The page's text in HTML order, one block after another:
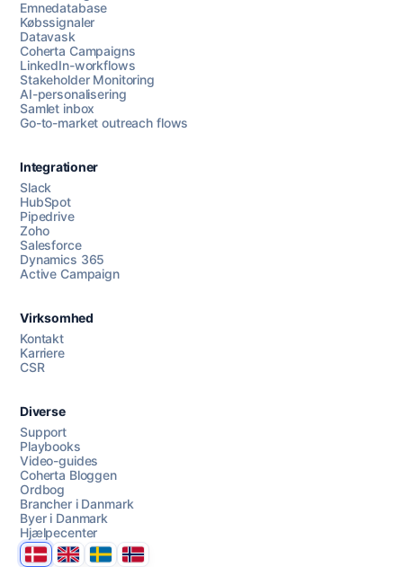
Chat med os
AI Campaign Assist
Emnedatabase
Købssignaler
Datavask
Coherta Campaigns
LinkedIn-workflows
Stakeholder Monitoring
AI-personalisering
Samlet inbox
Go-to-market outreach flows
Integrationer
Slack
HubSpot
Pipedrive
Zoho
Salesforce
Dynamics 365
Active Campaign
Virksomhed
Kontakt
Karriere
CSR
Diverse
Support
Playbooks
Video-guides
Coherta Bloggen
Ordbog
Brancher i Danmark
Byer i Danmark
Hjælpecenter
DanmarkUnited Kingdom
SverigeNorge